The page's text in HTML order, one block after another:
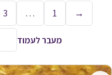
→
1
…
3
מעבר לעמוד